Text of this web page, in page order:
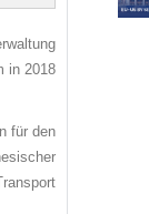
in 2018
für den